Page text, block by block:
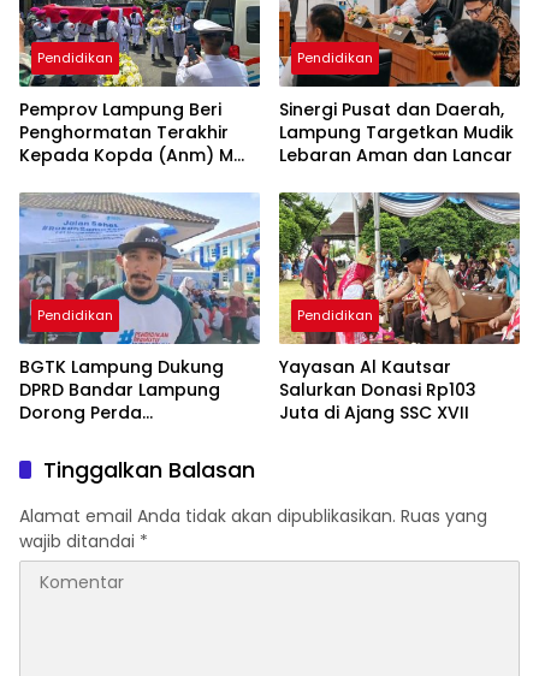
Pendidikan
Pemprov Lampung Beri
Penghormatan Terakhir
Kepada Kopda (Anm) M
Pendidikan
Sinergi Pusat dan Daerah,
Lampung Targetkan Mudik
Lebaran Aman dan Lancar
Pendidikan
BGTK Lampung Dukung
DPRD Bandar Lampung
Dorong Perda
Pendidikan
Yayasan Al Kautsar
Salurkan Donasi Rp103
Juta di Ajang SSC XVII
Tinggalkan Balasan
Alamat email Anda tidak akan dipublikasikan. Ruas yang
wajib ditandai *